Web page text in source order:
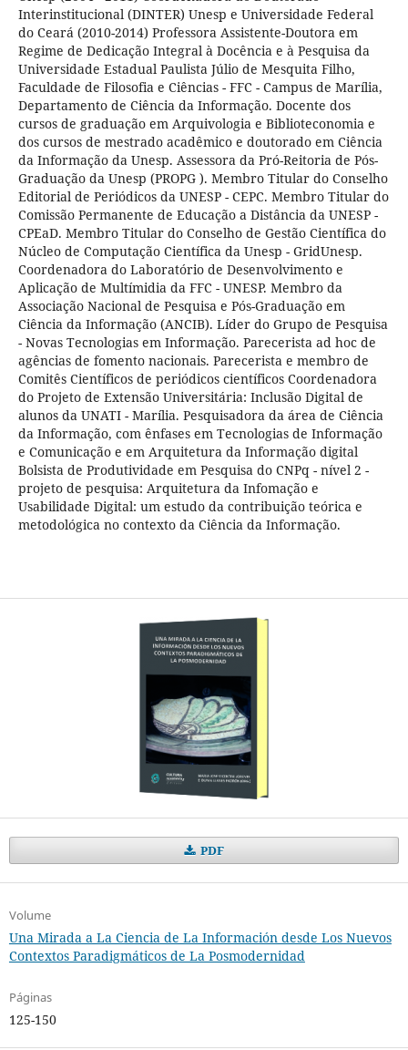
Interinstitucional (DINTER) Unesp e Universidade Federal
do Ceará (2010-2014) Professora Assistente-Doutora em
Regime de Dedicação Integral à Docência e à Pesquisa da
Universidade Estadual Paulista Júlio de Mesquita Filho,
Faculdade de Filosofia e Ciências - FFC - Campus de Marília,
Departamento de Ciência da Informação. Docente dos
cursos de graduação em Arquivologia e Biblioteconomia e
dos cursos de mestrado acadêmico e doutorado em Ciência
da Informação da Unesp. Assessora da Pró-Reitoria de Pós-
Graduação da Unesp (PROPG ). Membro Titular do Conselho
Editorial de Periódicos da UNESP - CEPC. Membro Titular do
Comissão Permanente de Educação a Distância da UNESP -
CPEaD. Membro Titular do Conselho de Gestão Científica do
Núcleo de Computação Científica da Unesp - GridUnesp.
Coordenadora do Laboratório de Desenvolvimento e
Aplicação de Multímidia da FFC - UNESP. Membro da
Associação Nacional de Pesquisa e Pós-Graduação em
Ciência da Informação (ANCIB). Líder do Grupo de Pesquisa
- Novas Tecnologias em Informação. Parecerista ad hoc de
agências de fomento nacionais. Parecerista e membro de
Comitês Científicos de periódicos científicos Coordenadora
do Projeto de Extensão Universitária: Inclusão Digital de
alunos da UNATI - Marília. Pesquisadora da área de Ciência
da Informação, com ênfases em Tecnologias de Informação
e Comunicação e em Arquitetura da Informação digital
Bolsista de Produtividade em Pesquisa do CNPq - nível 2 -
projeto de pesquisa: Arquitetura da Infomação e
Usabilidade Digital: um estudo da contribuição teórica e
metodológica no contexto da Ciência da Informação.
PDF
Volume
Una Mirada a La Ciencia de La Información desde Los Nuevos
Contextos Paradigmáticos de La Posmodernidad
Páginas
125-150